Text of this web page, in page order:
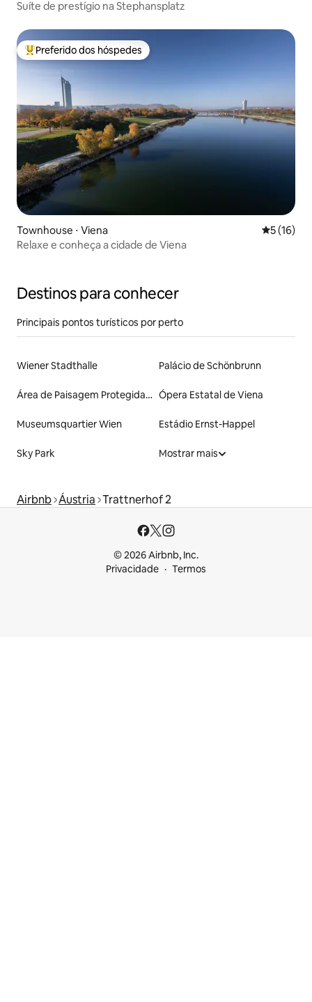
Suíte de prestígio na Stephansplatz
Entre os melhores preferidos dos hóspedes
Preferido dos hóspedes
Townhouse ⋅ Viena 5 de uma
5 (16)
Relaxe e conheça a cidade de Viena
Destinos para conhecer
Principais pontos turísticos por perto
Wiener Stadthalle Palácio de Schönbrunn
Área de Paisagem Protegida de Pálava Ópera Estatal de Viena
Museumsquartier Wien Estádio Ernst-Happel
Sky Park Mostrar mais
Airbnb Áustria Trattnerhof 2
© 2026 Airbnb, Inc.
Privacidade
Termos